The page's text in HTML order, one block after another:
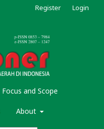
Focus and Scope
About
Register Login